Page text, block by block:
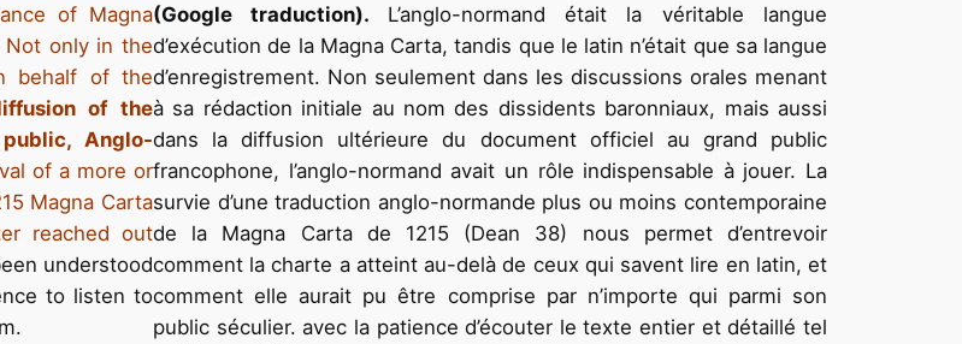
of Magna
Not only in the
behalf of the
of the
Anglo-
of a more or
Magna Carta
reached out
understood
to listen to
(Google traduction). L’anglo-normand était la véritable langue
d’exécution de la Magna Carta, tandis que le latin n’était que sa langue
d’enregistrement. Non seulement dans les discussions orales menant
à sa rédaction initiale au nom des dissidents baronniaux, mais aussi
dans la diffusion ultérieure du document officiel au grand public
francophone, l’anglo-normand avait un rôle indispensable à jouer. La
survie d’une traduction anglo-normande plus ou moins contemporaine
de la Magna Carta de 1215 (Dean 38) nous permet d’entrevoir
comment la charte a atteint au-delà de ceux qui savent lire en latin, et
comment elle aurait pu être comprise par n’importe qui parmi son
public séculier. avec la patience d’écouter le texte entier et détaillé tel